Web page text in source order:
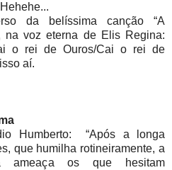
da belíssima canção “A
na voz eterna de Elis Regina:
o rei de Ouros/Cai o rei de
aí.
Humberto: “Após a longa
que humilha rotineiramente, a
ameaça os que hesitam